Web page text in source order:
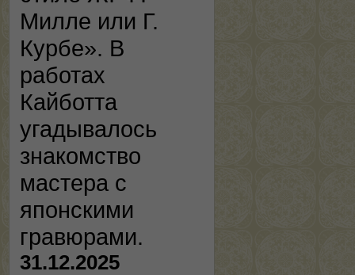
Милле или Г.
Курбе». В
работах
Кайботта
угадывалось
знакомство
мастера с
японскими
гравюрами.
31.12.2025